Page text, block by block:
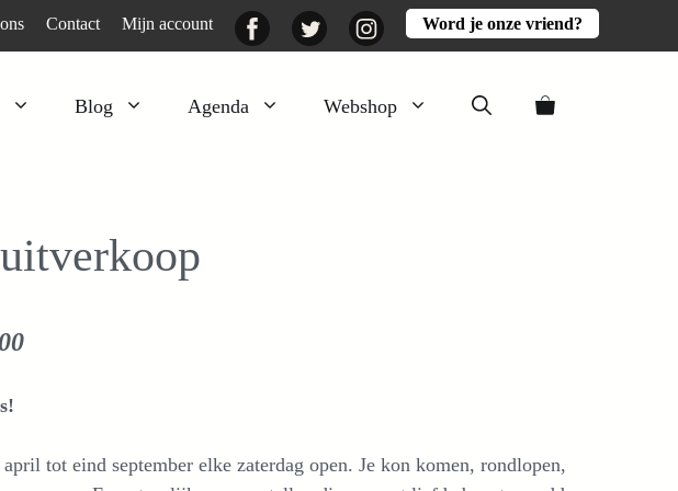
Contact Mijn account FacebookTwitter InstagramWord je onze vriend?
Blog Agenda Webshop
Peulgroenten
tot eind september elke zaterdag open. Je kon komen, rondlopen,